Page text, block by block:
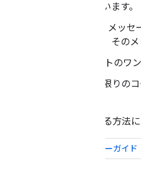
するハッシュが含まれています。
ーザーのデバイスが SMS メッ
リ向けかどうかを判断し、その
プリはメッセージ テキストのワ
ーバーがアプリから 1 回限りの
検証をアプリに実装する方法
サーバーガイド